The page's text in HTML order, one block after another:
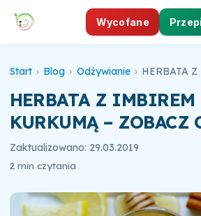
Wycofane
Start › Blog › Odżywianie ›
HERBATA Z
KURKUMĄ – ZOBACZ
Zaktualizowano: 29.03.2019
2 min czytania